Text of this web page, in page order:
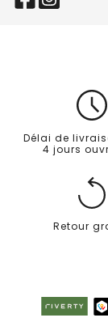
Délai de
4 jours
Retour